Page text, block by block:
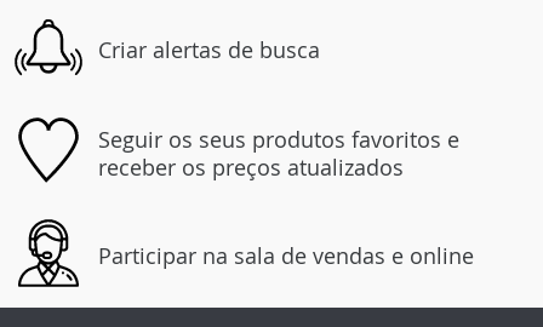
Criar alertas de busca
Seguir os seus produtos favoritos e
receber os preços atualizados
Participar na sala de vendas e online